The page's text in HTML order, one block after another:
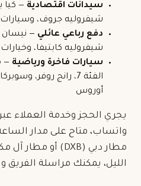
سيدانات اقتصادية — كيا
شيفروليه جروف، وسيارات
دفع رباعي عائلي — نيسان
شيفروليه كابتيفا، وخيارات
سيارات فاخرة ورياضية
الفئة 7، رانج روفر،
أوروس
يجري الحجز وخدمة العملاء
واتساب، متاح على مدار
الليل، يمكنك مراسلة الفريق